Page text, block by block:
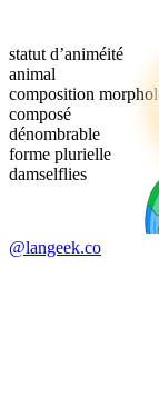
statut d’animéité
animal
composition
composé
dénombrable
forme plurielle
damselflies
@langeek.co